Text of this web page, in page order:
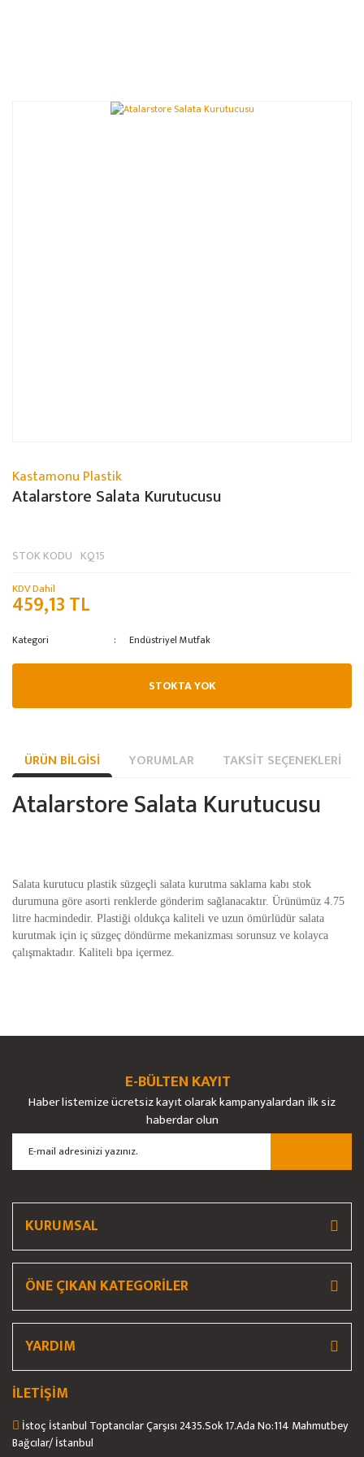
Kastamonu Plastik
Atalarstore Salata Kurutucusu
STOK KODU KQ15
KDV Dahil
459,13 TL
Kategori Endüstriyel Mutfak
STOKTA YOK
ÜRÜN BILGISI YORUMLAR TAKSIT SEÇENEKLERI
Atalarstore Salata Kurutucusu
Salata kurutucu plastik süzgeçli salata kurutma saklama kabı stok
durumuna göre asorti renklerde gönderim sağlanacaktır. Ürünümüz 4.75
litre hacmindedir. Plastiği oldukça kaliteli ve uzun ömürlüdür salata
kurutmak için iç süzgeç döndürme mekanizması sorunsuz ve kolayca
çalışmaktadır. Kaliteli bpa içermez.
Bu ürüne ilk yorumu siz yapın!
Yorum Yaz
yetersiz gördüğünüz noktaları öneri formunu kullanarak tarafımıza
Ürün resmi kalitesiz, bozuk veya görüntülenemiyor.
Ürün açıklamasında eksik bilgiler bulunuyor.
Ürün bilgilerinde hatalar bulunuyor.
Ürün fiyatı diğer sitelerden daha pahalı.
E-BÜLTEN KAYIT
Haber listemize ücretsiz kayıt olarak kampanyalardan ilk siz
haberdar olun
KURUMSAL
ÖNE ÇIKAN KATEGORİLER
YARDIM
İLETİŞİM
İstoç İstanbul Toptancılar Çarşısı 2435.Sok 17.Ada No:114 Mahmutbey
Bağcılar/ İstanbul